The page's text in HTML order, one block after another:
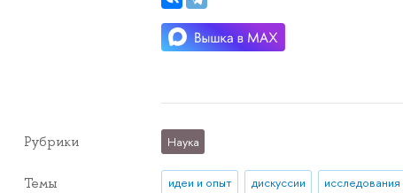
Рубрики Наука
Темы идеи и опыт дискуссии исследования